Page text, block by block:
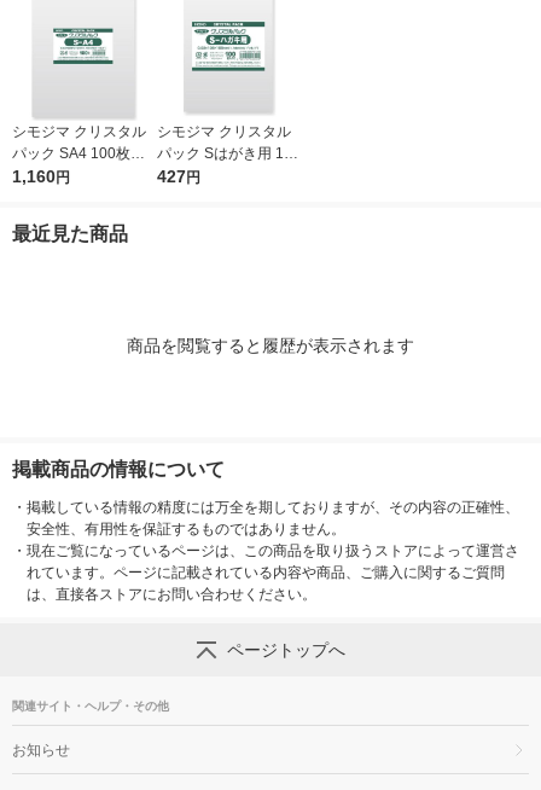
シモジマ クリスタル
パック SA4 100枚入 6
739200 1袋(100枚入)
1,160円
シモジマ クリスタル
パック Sはがき用 100
枚入 6751700 1袋(10
427円
最近見た商品
商品を閲覧すると履歴が表示されます
掲載商品の情報について
・ 掲載している情報の精度には万全を期しておりますが、その内容の正確性、
安全性、有用性を保証するものではありません。
・ 現在ご覧になっているページは、この商品を取り扱うストアによって運営さ
れています。ページに記載されている内容や商品、ご購入に関するご質問
は、直接各ストアにお問い合わせください。
ページトップへ
関連サイト・ヘルプ・その他
お知らせ